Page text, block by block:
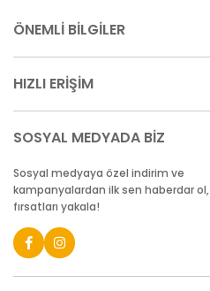
ÖNEMLİ BİLGİLER
HIZLI ERİŞİM
SOSYAL MEDYADA BİZ
Sosyal medyaya özel indirim ve
kampanyalardan ilk sen haberdar ol,
fırsatları yakala!